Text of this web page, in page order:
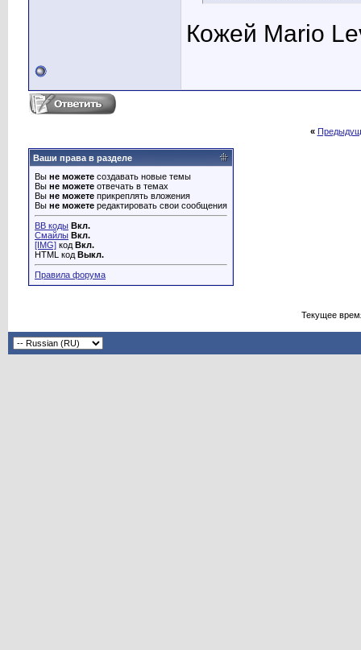
Кожей Mario
«
Ваши права в разделе
Вы не можете создавать новые темы
Вы не можете отвечать в темах
Вы не можете прикреплять вложения
Вы не можете редактировать свои сообщения
BB коды Вкл.
Смайлы Вкл.
[IMG] код Вкл.
HTML код Выкл.
Правила форума
Текущее